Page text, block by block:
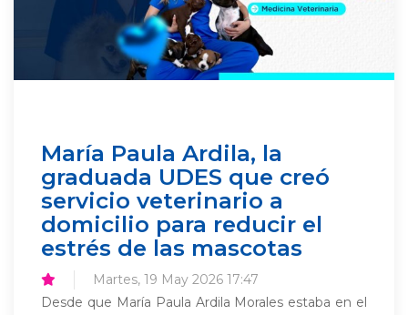
María Paula Ardila, la
graduada UDES que creó
servicio veterinario a
domicilio para reducir el
estrés de las mascotas
Martes, 19 May 2026 17:47
Desde que María Paula Ardila Morales estaba en el